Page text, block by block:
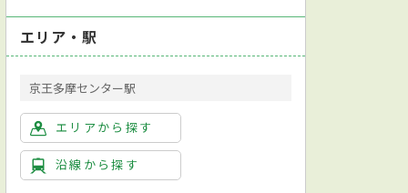
エリア・駅
京王多摩センター駅
エリアから探す
沿線から探す